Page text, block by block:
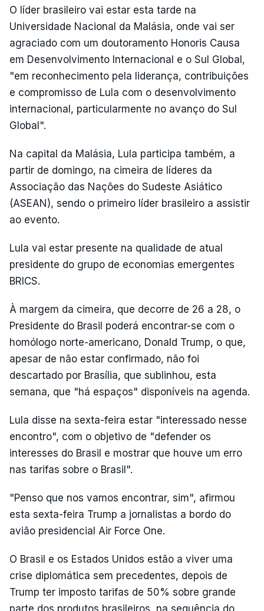
O líder brasileiro vai estar esta tarde na
Universidade Nacional da Malásia, onde vai ser
agraciado com um doutoramento Honoris Causa
em Desenvolvimento Internacional e o Sul Global,
"em reconhecimento pela liderança, contribuições
e compromisso de Lula com o desenvolvimento
internacional, particularmente no avanço do Sul
Global".
Na capital da Malásia, Lula participa também, a
partir de domingo, na cimeira de líderes da
Associação das Nações do Sudeste Asiático
(ASEAN), sendo o primeiro líder brasileiro a assistir
ao evento.
Lula vai estar presente na qualidade de atual
presidente do grupo de economias emergentes
BRICS.
À margem da cimeira, que decorre de 26 a 28, o
Presidente do Brasil poderá encontrar-se com o
homólogo norte-americano, Donald Trump, o que,
apesar de não estar confirmado, não foi
descartado por Brasília, que sublinhou, esta
semana, que "há espaços" disponíveis na agenda.
Lula disse na sexta-feira estar "interessado nesse
encontro", com o objetivo de "defender os
interesses do Brasil e mostrar que houve um erro
nas tarifas sobre o Brasil".
"Penso que nos vamos encontrar, sim", afirmou
esta sexta-feira Trump a jornalistas a bordo do
avião presidencial Air Force One.
O Brasil e os Estados Unidos estão a viver uma
crise diplomática sem precedentes, depois de
Trump ter imposto tarifas de 50% sobre grande
parte dos produtos brasileiros, na sequência do